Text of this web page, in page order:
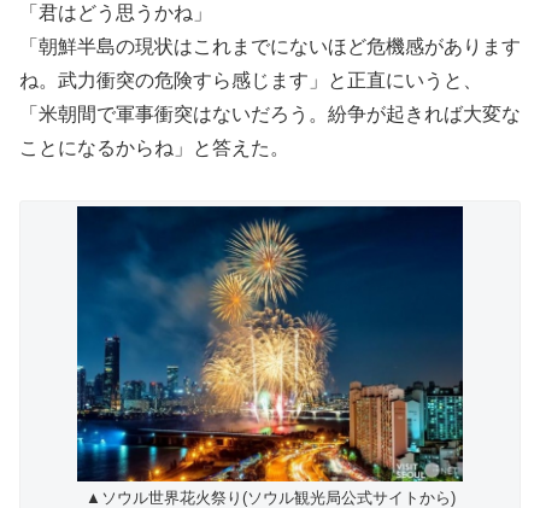
「君はどう思うかね」
「朝鮮半島の現状はこれまでにないほど危機感があります
ね。武力衝突の危険すら感じます」と正直にいうと、
「米朝間で軍事衝突はないだろう。紛争が起きれば大変な
ことになるからね」と答えた。
▲ソウル世界花火祭り(ソウル観光局公式サイトから)